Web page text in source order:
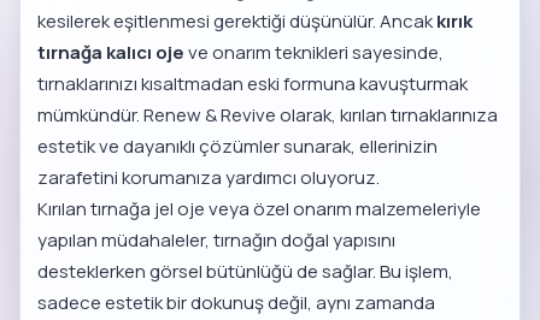
kesilerek eşitlenmesi gerektiği düşünülür. Ancakkırık
tırnağa kalıcı ojeve onarım teknikleri sayesinde,
tırnaklarınızı kısaltmadan eski formuna kavuşturmak
mümkündür. Renew & Revive olarak, kırılan tırnaklarınıza
estetik ve dayanıklı çözümler sunarak, ellerinizin
zarafetini korumanıza yardımcı oluyoruz.
Kırılan tırnağa jel oje veya özel onarım malzemeleriyle
yapılan müdahaleler, tırnağın doğal yapısını
desteklerken görsel bütünlüğü de sağlar. Bu işlem,
sadece estetik bir dokunuş değil, aynı zamanda